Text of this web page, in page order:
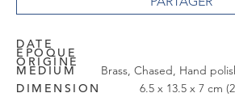
DATE
EPOQUE
ORIGINE
MEDIUM Brass, Chased, Hand
DIMENSION 6.5 x 13.5 x 7 cm